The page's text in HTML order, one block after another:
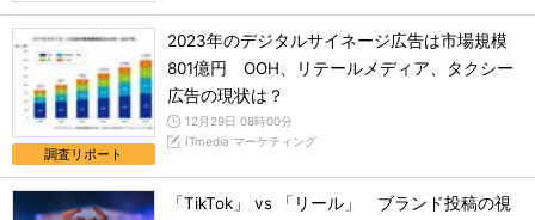
調査リポート
2023年のデジタルサイネージ広告は市場規模
801億円 OOH、リテールメディア、タクシー
広告の現状は？
12月29日 08時00分
ITmedia マーケティング
「TikTok」 vs 「リール」 ブランド投稿の視